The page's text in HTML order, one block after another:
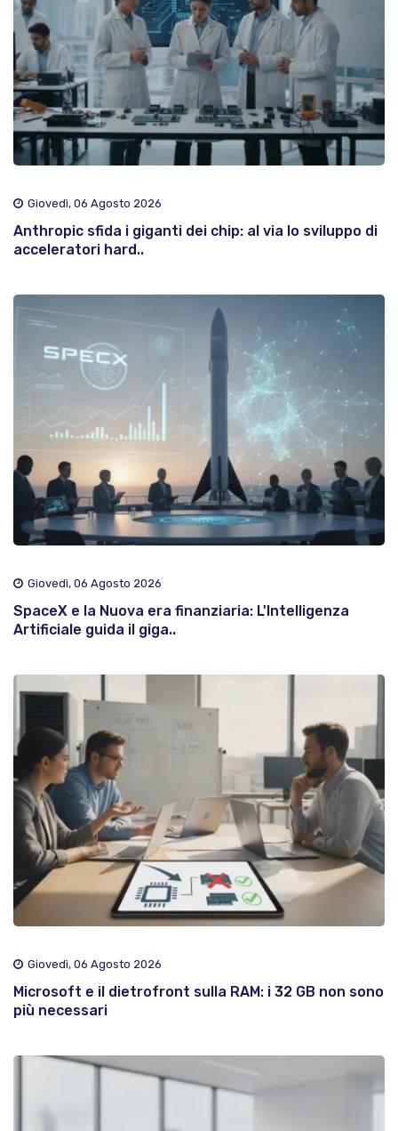
Giovedì, 06 Agosto 2026
Anthropic sfida i giganti dei chip: al via lo sviluppo di
acceleratori hard..
Giovedì, 06 Agosto 2026
SpaceX e la Nuova era finanziaria: L'Intelligenza
Artificiale guida il giga..
Giovedì, 06 Agosto 2026
Microsoft e il dietrofront sulla RAM: i 32 GB non sono
più necessari